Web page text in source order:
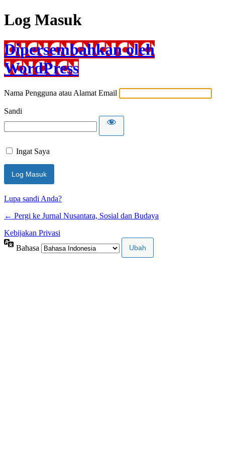
Log Masuk
Dipersembahkan oleh
WordPress
Nama Pengguna atau Alamat Email
Sandi
Ingat Saya
Lupa sandi Anda?
← Pergi ke Jurnal Nusantara, Sosial dan Budaya
Kebijakan Privasi
Bahasa